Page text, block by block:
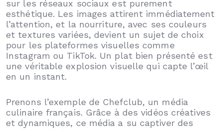
sur les réseaux sociaux est purement
esthétique. Les images attirent immédiatement
l’attention, et la nourriture, avec ses couleurs
et textures variées, devient un sujet de choix
pour les plateformes visuelles comme
Instagram ou TikTok. Un plat bien présenté est
une véritable explosion visuelle qui capte l’œil
en un instant.
Prenons l’exemple de Chefclub, un média
culinaire français. Grâce à des vidéos créatives
et dynamiques, ce média a su captiver des